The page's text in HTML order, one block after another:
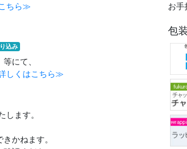
ちら≫
込み
にて、
しくはこちら≫
します。
かねます。
お手
包